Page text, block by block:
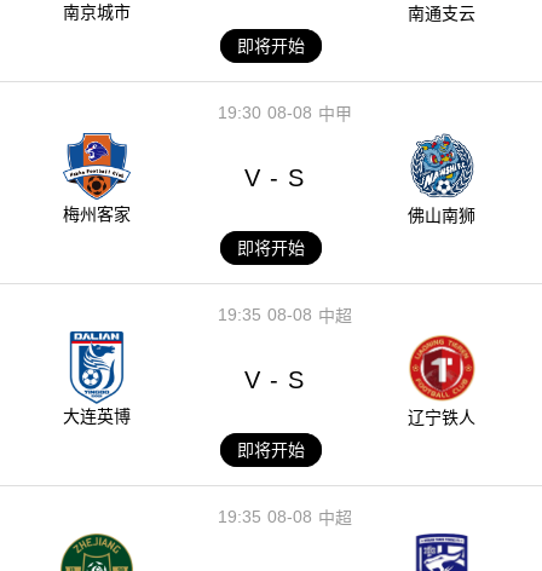
南京城市
南通支云
即将开始
08-08
19:30 中甲
梅州客家
V - S
佛山南狮
即将开始
08-08
19:35 中超
大连英博
V - S
辽宁铁人
即将开始
08-08
19:35 中超